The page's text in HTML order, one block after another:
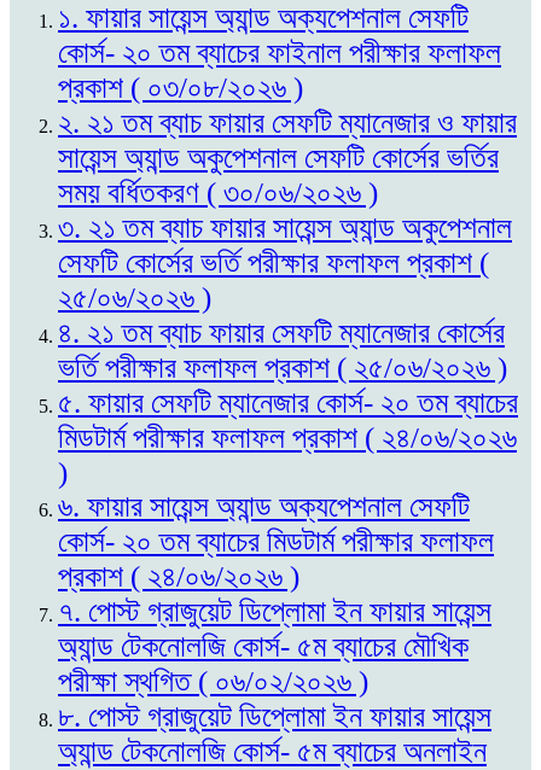
১. ফায়ার সায়েন্স অ্যান্ড অক্যপেশনাল সেফটি
কোর্স- ২০ তম ব্যাচের ফাইনাল পরীক্ষার ফলাফল
প্রকাশ ( ০৩/০৮/২০২৬ )
২. ২১ তম ব্যাচ ফায়ার সেফটি ম্যানেজার ও ফায়ার
সায়েন্স অ্যান্ড অকুপেশনাল সেফটি কোর্সের ভর্তির
সময় বর্ধিতকরণ ( ৩০/০৬/২০২৬ )
৩. ২১ তম ব্যাচ ফায়ার সায়েন্স অ্যান্ড অকুপেশনাল
সেফটি কোর্সের ভর্তি পরীক্ষার ফলাফল প্রকাশ (
২৫/০৬/২০২৬ )
৪. ২১ তম ব্যাচ ফায়ার সেফটি ম্যানেজার কোর্সের
ভর্তি পরীক্ষার ফলাফল প্রকাশ ( ২৫/০৬/২০২৬ )
৫. ফায়ার সেফটি ম্যানেজার কোর্স- ২০ তম ব্যাচের
মিডটার্ম পরীক্ষার ফলাফল প্রকাশ ( ২৪/০৬/২০২৬
)
৬. ফায়ার সায়েন্স অ্যান্ড অক্যপেশনাল সেফটি
কোর্স- ২০ তম ব্যাচের মিডটার্ম পরীক্ষার ফলাফল
প্রকাশ ( ২৪/০৬/২০২৬ )
৭. পোস্ট গ্রাজুয়েট ডিপ্লোমা ইন ফায়ার সায়েন্স
অ্যান্ড টেকনোলজি কোর্স- ৫ম ব্যাচের মৌখিক
পরীক্ষা স্থগিত ( ০৬/০২/২০২৬ )
৮. পোস্ট গ্রাজুয়েট ডিপ্লোমা ইন ফায়ার সায়েন্স
অ্যান্ড টেকনোলজি কোর্স- ৫ম ব্যাচের অনলাইন